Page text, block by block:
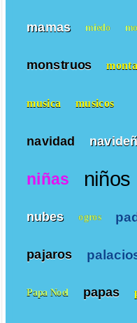
mamas miedo
monstruos
musica musicos
navidad
niñas niños
nubes ogros
pajaros
Papa Noel papas